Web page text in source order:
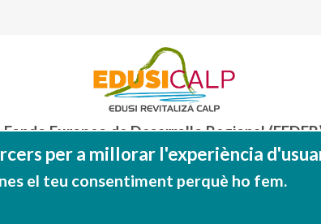
Fondo Europeo de Desarrollo Regional
Una manera de hacer EUROPA
per a millorar l'experiència
el teu consentiment perquè ho fem.